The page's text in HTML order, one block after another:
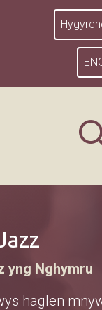
yng Nghymru
haglen